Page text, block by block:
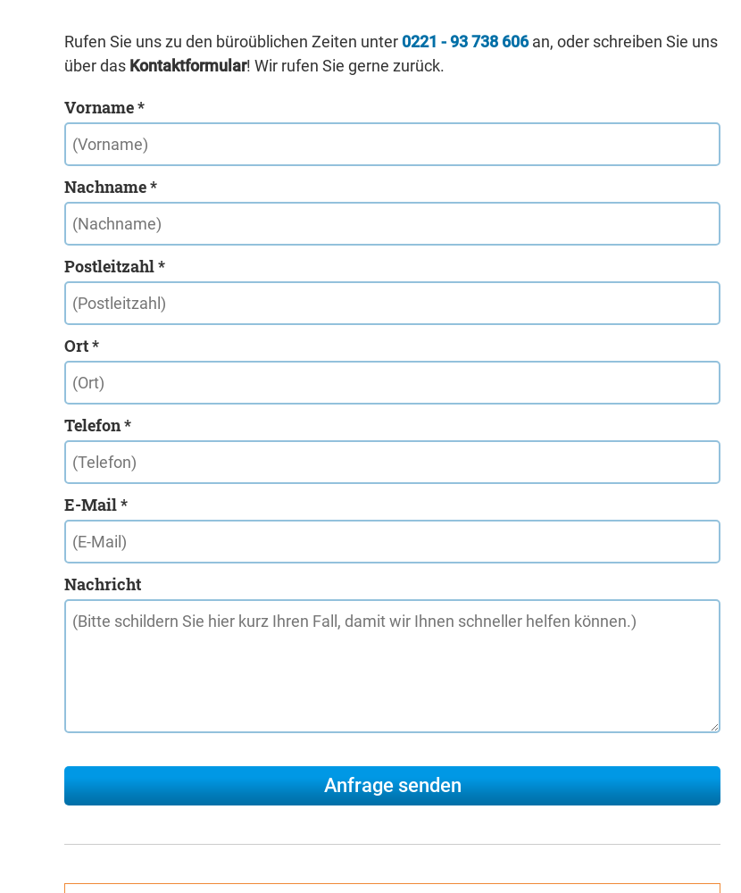
Rufen Sie uns zu den büroüblichen Zeiten unter 0221 - 93 738 606an, oder schreiben Sie uns
über das Kontaktformular! Wir rufen Sie gerne zurück.
Vorname *
Nachname *
Postleitzahl *
Ort *
Telefon *
E-Mail *
Nachricht